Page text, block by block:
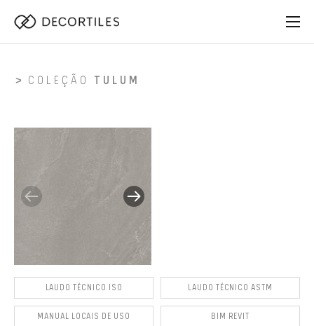
COLEÇÃO TULUM
LAUDO TÉCNICO ISO LAUDO TÉCNICO ASTM
MANUAL LOCAIS DE USO BIM REVIT